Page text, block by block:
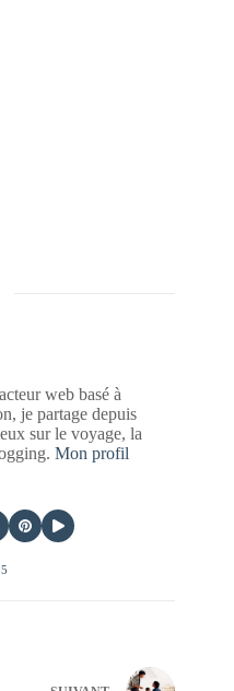
web basé à
je partage depuis
sur le voyage, la
Mon profil